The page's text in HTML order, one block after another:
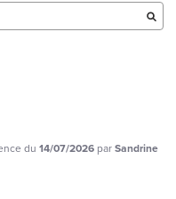
du 14/07/2026 parSandrine